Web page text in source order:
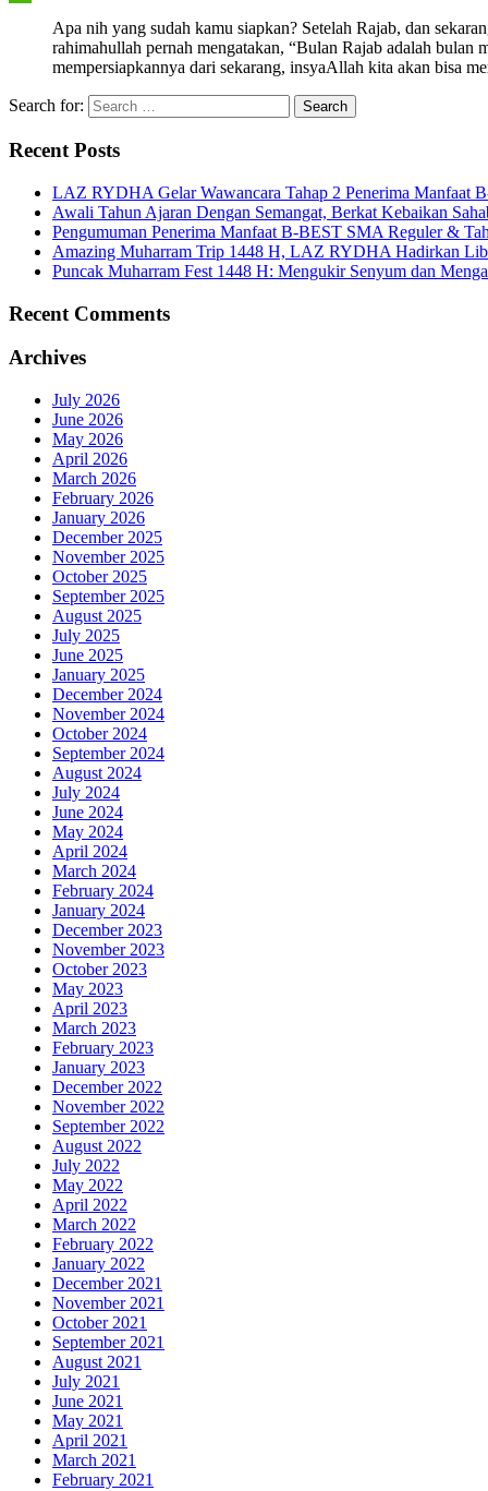
Apa nih yang sudah kamu siapkan? Setelah Rajab, dan
rahimahullah pernah mengatakan, “Bulan Rajab adalah bulan
mempersiapkannya dari sekarang, insyaAllah kita akan bisa
Search for:
Recent Posts
LAZ RYDHA Gelar Wawancara Tahap 2 Penerima Manfaat
Awali Tahun Ajaran Dengan Semangat, Berkat Kebaikan
Pengumuman Penerima Manfaat B-BEST SMA Reguler &
Amazing Muharram Trip 1448 H, LAZ RYDHA Hadirkan
Puncak Muharram Fest 1448 H: Mengukir Senyum dan
Recent Comments
Archives
July 2026
June 2026
May 2026
April 2026
March 2026
February 2026
January 2026
December 2025
November 2025
October 2025
September 2025
August 2025
July 2025
June 2025
January 2025
December 2024
November 2024
October 2024
September 2024
August 2024
July 2024
June 2024
May 2024
April 2024
March 2024
February 2024
January 2024
December 2023
November 2023
October 2023
May 2023
April 2023
March 2023
February 2023
January 2023
December 2022
November 2022
September 2022
August 2022
July 2022
May 2022
April 2022
March 2022
February 2022
January 2022
December 2021
November 2021
October 2021
September 2021
August 2021
July 2021
June 2021
May 2021
April 2021
March 2021
February 2021